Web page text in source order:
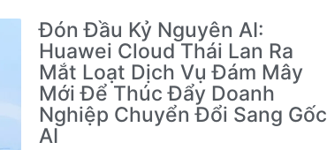
Đón Đầu Kỷ Nguyên AI:
Huawei Cloud Thái Lan Ra
Mắt Loạt Dịch Vụ Đám Mây
Mới Để Thúc Đẩy Doanh
Nghiệp Chuyển Đổi Sang Gốc
AI